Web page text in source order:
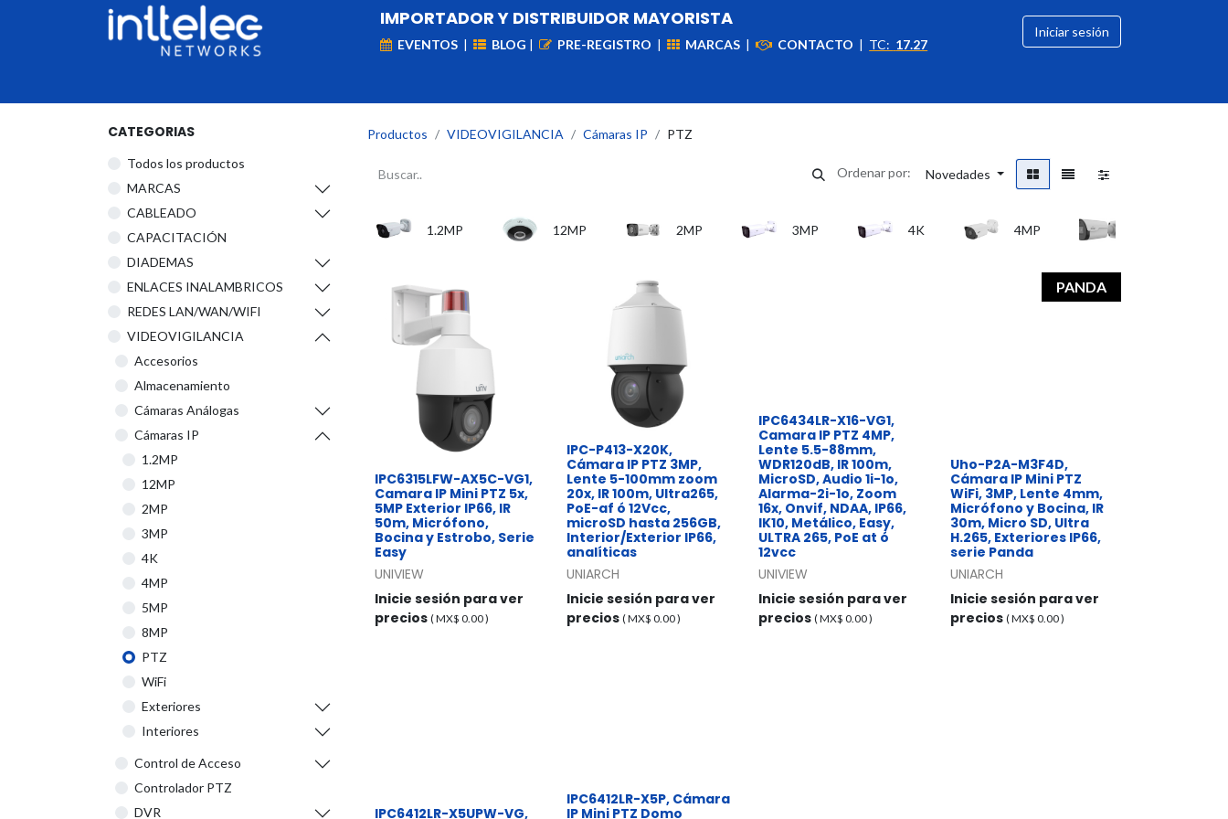
IMPORTADOR Y DISTRIBUIDOR MAYORISTA
EVENTOS | BLOG | PRE-REGISTRO | MARCAS | CONTACTO | TC: 17.27
Iniciar sesión
CATEGORIAS
Todos los productos
​MARCAS
CABLEADO
CAPACITACIÓN
DIADEMAS
ENLACES INALAMBRICOS
REDES LAN/WAN/WIFI
VIDEOVIGILANCIA
Accesorios
Almacenamiento
Cámaras Análogas
Cámaras IP
1.2MP
12MP
2MP
3MP
4K
4MP
5MP
8MP
PTZ
WiFi
Exteriores
Interiores
Control de Acceso
Controlador PTZ
DVR
Productos VIDEOVIGILANCIA Cámaras IP PTZ
Ordenar por: Novedades
1.2MP 12MP 2MP 3MP 4K 4MP
IPC6315LFW-AX5C-VG1,
Camara IP Mini PTZ 5x,
5MP Exterior IP66, IR
50m, Micrófono,
Bocina y Estrobo, Serie
Easy
UNIVIEW
Inicie sesión para ver
precios ( MX$ 0.00)
IPC-P413-X20K,
Cámara IP PTZ 3MP,
Lente 5-100mm zoom
20x, IR 100m, Ultra265,
PoE-af ó 12Vcc,
microSD hasta 256GB,
Interior/Exterior IP66,
analíticas
UNIARCH
Inicie sesión para ver
precios ( MX$ 0.00)
IPC6434LR-X16-VG1,
Camara IP PTZ 4MP,
Lente 5.5-88mm,
WDR120dB, IR 100m,
MicroSD, Audio 1i-1o,
Alarma-2i-1o, Zoom
16x, Onvif, NDAA, IP66,
IK10, Metálico, Easy,
ULTRA 265, PoE at ó
12vcc
UNIVIEW
Inicie sesión para ver
precios ( MX$ 0.00)
PANDA
Uho-P2A-M3F4D,
Cámara IP Mini PTZ
WiFi, 3MP, Lente 4mm,
Micrófono y Bocina, IR
30m, Micro SD, Ultra
H.265, Exteriores IP66,
serie Panda
UNIARCH
Inicie sesión para ver
precios ( MX$ 0.00)
IPC6412LR-X5UPW-VG,
IPC6412LR-X5P, Cámara
IP Mini PTZ Domo